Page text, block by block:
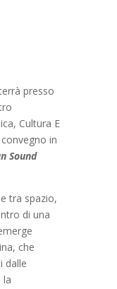
presso
Cultura E
in
Sound
tra spazio,
di una
che
dalle
la